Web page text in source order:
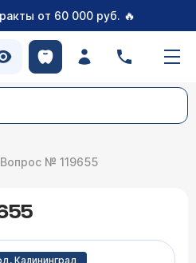
от 60 000 руб. 🔥
Вопрос № 119655
Калининград